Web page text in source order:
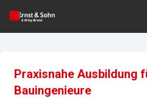
Praxisnahe Ausbildung
Bauingenieure